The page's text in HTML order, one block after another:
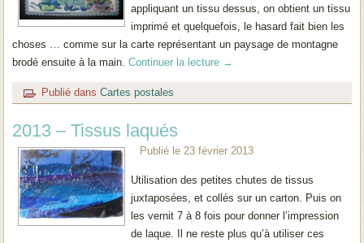
appliquant un tissu dessus, on obtient un tissu
imprimé et quelquefois, le hasard fait bien les
choses … comme sur la carte représentant un paysage de montagne
brodé ensuite à la main.Continuer la lecture →
Publié dans Cartes postales
2013 – Tissus laqués
Publié le 23 février 2013
Utilisation des petites chutes de tissus
juxtaposées, et collés sur un carton. Puis on
les vernit 7 à 8 fois pour donner l’impression
de laque. Il ne reste plus qu’à utiliser ces